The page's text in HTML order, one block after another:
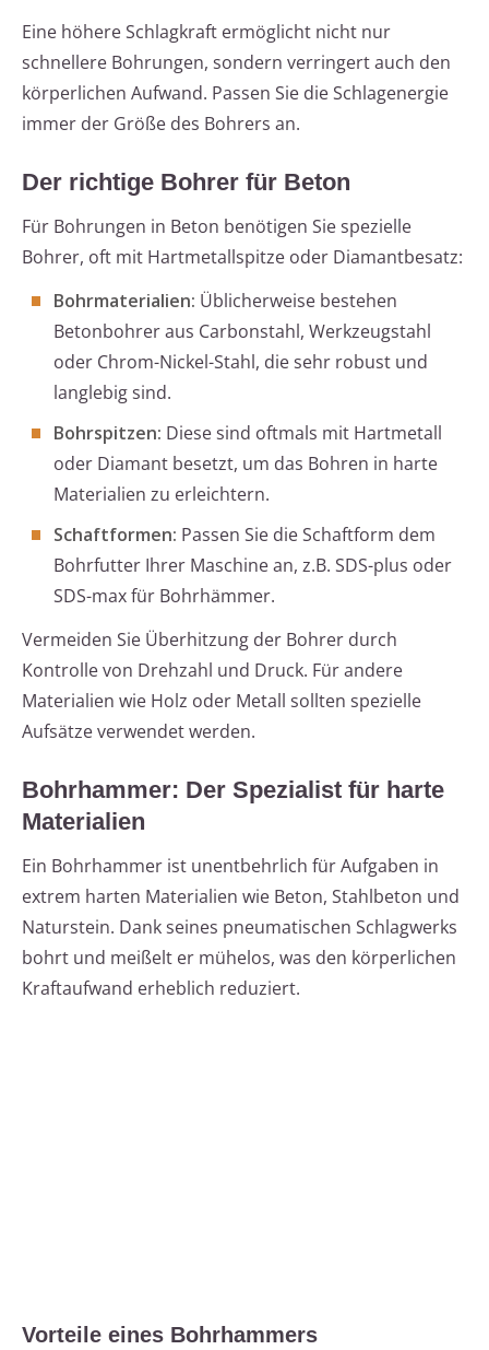
Eine höhere Schlagkraft ermöglicht nicht nur
schnellere Bohrungen, sondern verringert auch den
körperlichen Aufwand. Passen Sie die Schlagenergie
immer der Größe des Bohrers an.
Der richtige Bohrer für Beton
Für Bohrungen in Beton benötigen Sie spezielle
Bohrer, oft mit Hartmetallspitze oder Diamantbesatz:
Bohrmaterialien: Üblicherweise bestehen
Betonbohrer aus Carbonstahl, Werkzeugstahl
oder Chrom-Nickel-Stahl, die sehr robust und
langlebig sind.
Bohrspitzen: Diese sind oftmals mit Hartmetall
oder Diamant besetzt, um das Bohren in harte
Materialien zu erleichtern.
Schaftformen: Passen Sie die Schaftform dem
Bohrfutter Ihrer Maschine an, z.B. SDS-plus oder
SDS-max für Bohrhämmer.
Vermeiden Sie Überhitzung der Bohrer durch
Kontrolle von Drehzahl und Druck. Für andere
Materialien wie Holz oder Metall sollten spezielle
Aufsätze verwendet werden.
Bohrhammer: Der Spezialist für harte
Materialien
Ein Bohrhammer ist unentbehrlich für Aufgaben in
extrem harten Materialien wie Beton, Stahlbeton und
Naturstein. Dank seines pneumatischen Schlagwerks
bohrt und meißelt er mühelos, was den körperlichen
Kraftaufwand erheblich reduziert.
Vorteile eines Bohrhammers